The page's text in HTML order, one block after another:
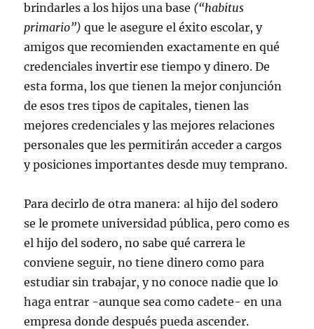
brindarles a los hijos una base (“habitus
primario”) que le asegure el éxito escolar, y
amigos que recomienden exactamente en qué
credenciales invertir ese tiempo y dinero. De
esta forma, los que tienen la mejor conjunción
de esos tres tipos de capitales, tienen las
mejores credenciales y las mejores relaciones
personales que les permitirán acceder a cargos
y posiciones importantes desde muy temprano.
Para decirlo de otra manera: al hijo del sodero
se le promete universidad pública, pero como es
el hijo del sodero, no sabe qué carrera le
conviene seguir, no tiene dinero como para
estudiar sin trabajar, y no conoce nadie que lo
haga entrar -aunque sea como cadete- en una
empresa donde después pueda ascender.